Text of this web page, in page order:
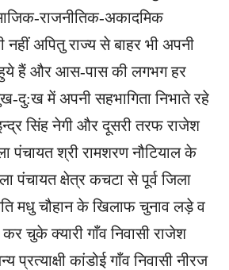
राजनीतिक-अकादमिक
नहीं अपितु राज्य से बाहर भी अपनी
हुये हैं और आस-पास की लगभग हर
दु:ख में अपनी सहभागिता निभाते रहे
सिंह नेगी और दूसरी तरफ राजेश
पंचायत श्री रामशरण नौटियाल के
पंचायत क्षेत्र कचटा से पूर्व जिला
मधु चौहान के खिलाफ चुनाव लड़े व
चुके क्यारी गाँव निवासी राजेश
कांडोई गाँव निवासी नीरज